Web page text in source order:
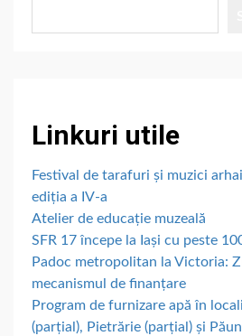
Linkuri utile
Festival de tarafuri și muzici
ediția a IV-a
Atelier de educație muzeală
SFR 17 începe la Iași cu peste
Padoc metropolitan la Victoria:
mecanismul de finanțare
Program de furnizare apă în
(parțial), Pietrărie (parțial) și